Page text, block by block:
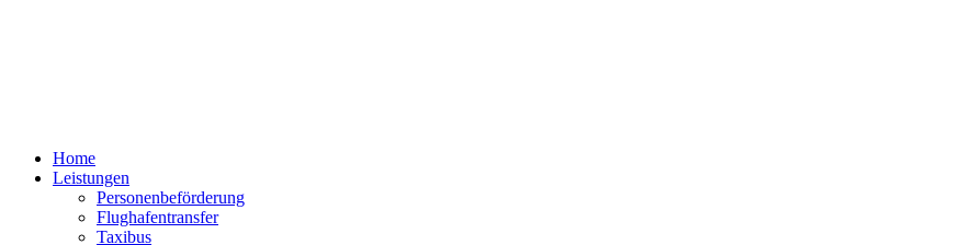
Home
Leistungen
Personenbeförderung
Flughafentransfer
Taxibus